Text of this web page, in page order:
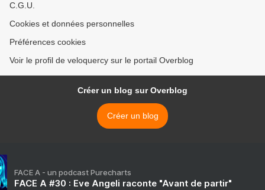
C.G.U.
Cookies et données personnelles
Préférences cookies
Voir le profil de veloquercy sur le portail Overblog
Créer un blog sur Overblog
Créer un blog
FACE A - un podcast Purecharts
FACE A #30 : Eve Angeli raconte "Avant de partir"